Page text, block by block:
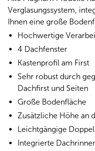
Verglasungssystem,
Ihnen eine große
Hochwertige
4 Dachfenster
Kastenprofil am First
Sehr robust durch
Dachfirst und Seiten
Große Bodenfläche
Zusätzliche Höhe an
Leichtgängige
Integrierte